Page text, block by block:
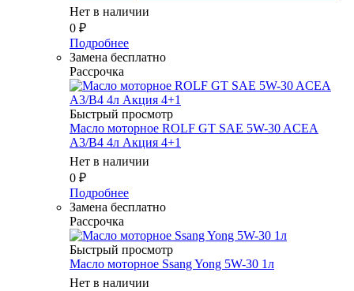
Нет в наличии
0 ₽
Подробнее
Замена бесплатно
Рассрочка
Быстрый просмотр
Масло мотоpное ROLF GT SAE 5W-30 ACEA
A3/B4 4л Акция 4+1
Нет в наличии
0 ₽
Подробнее
Замена бесплатно
Рассрочка
Быстрый просмотр
Масло мотоpное Ssang Yong 5W-30 1л
Нет в наличии